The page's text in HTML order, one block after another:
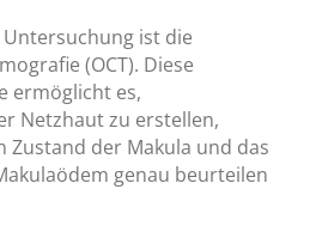
ist die
(OCT). Diese
ermöglicht es,
Netzhaut zu erstellen,
Zustand der Makula und das
genau beurteilen